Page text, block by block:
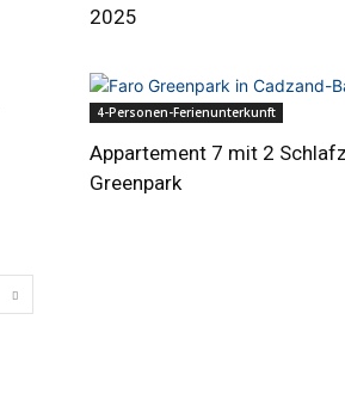
2025
4-Personen-Ferienunterkunft
Appartement 7 mit 2
Greenpark